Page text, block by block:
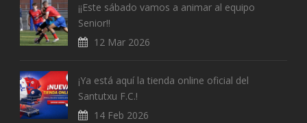
¡¡Este sábado vamos a animar al equipo
Senior!!
12 Mar 2026
¡Ya está aquí la tienda online oficial del
Santutxu F.C.!
14 Feb 2026